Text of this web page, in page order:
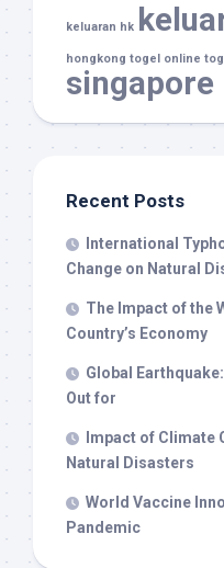
keluaran hk
hongkong togel online
singapore
Recent Posts
International
Change on Natural
The Impact of the
Country’s Economy
Global
Out for
Impact of Climate
Natural Disasters
World Vaccine
Pandemic